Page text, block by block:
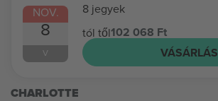
NOV.
8
V
8 jegyek
tól től102 068 Ft
VÁSÁRLÁS
CHARLOTTE